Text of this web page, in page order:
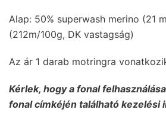
Alap: 50% superwash merino (21
(212m/100g, DK vastagság)
Az ár 1 darab motringra
Kérlek, hogy a fonal
fonal címkéjén található kezelési